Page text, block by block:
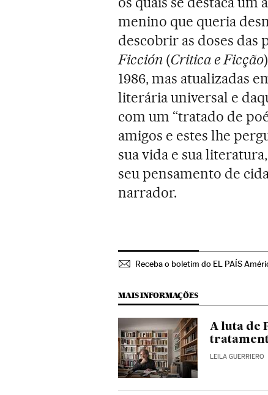
menino que queria
descobrir as doses das
Ficción (Critica e Ficção
1986, mas atualizadas
literária universal e
com um “tratado de
amigos e estes lhe
sua vida e sua
seu pensamento de
narrador.
Receba o boletim do EL PAÍS
MAIS INFORMAÇÕES
A luta de
LEILA GUERRIERO